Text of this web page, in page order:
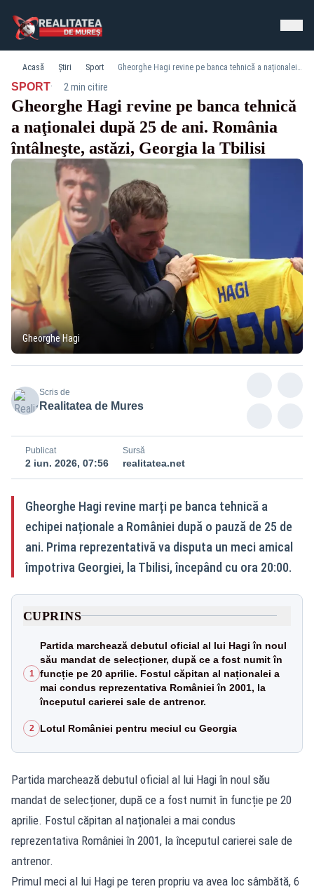
Acasă Știri Sport Gheorghe Hagi revine pe banca tehnică a naţionalei după 25 de ani. România întâlneşte, astăzi, Georgia la Tbilisi
SPORT· 2 min citire
Gheorghe Hagi revine pe banca tehnică
a naţionalei după 25 de ani. România
întâlneşte, astăzi, Georgia la Tbilisi
Gheorghe Hagi
Scris de
Realitatea de Mures
Publicat
2 iun. 2026, 07:56
Sursă
realitatea.net
Gheorghe Hagi revine marți pe banca tehnică a
echipei naționale a României după o pauză de 25 de
ani. Prima reprezentativă va disputa un meci amical
împotriva Georgiei, la Tbilisi, începând cu ora 20:00.
CUPRINS
1
Partida marchează debutul oficial al lui Hagi în noul
său mandat de selecționer, după ce a fost numit în
funcție pe 20 aprilie. Fostul căpitan al naționalei a
mai condus reprezentativa României în 2001, la
începutul carierei sale de antrenor.
2 Lotul României pentru meciul cu Georgia
Partida marchează debutul oficial al lui Hagi în noul său
mandat de selecționer, după ce a fost numit în funcție pe 20
aprilie. Fostul căpitan al naționalei a mai condus
reprezentativa României în 2001, la începutul carierei sale de
antrenor.
Primul meci al lui Hagi pe teren propriu va avea loc sâmbătă, 6